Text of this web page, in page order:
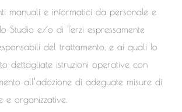
manuali e informatici da personale e
Studio e/o di Terzi espressamente
del trattamento, e ai quali lo
dettagliate istruzioni operative con
all’adozione di adeguate misure di
e organizzative.